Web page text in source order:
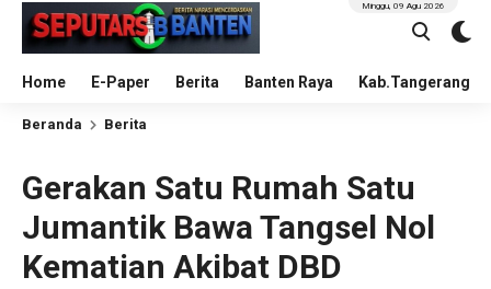
Home E-Paper Berita Banten Raya Kab.Tangerang
Minggu, 09 Agu 2026
Beranda Berita
Gerakan Satu Rumah Satu
Jumantik Bawa Tangsel Nol
Kematian Akibat DBD